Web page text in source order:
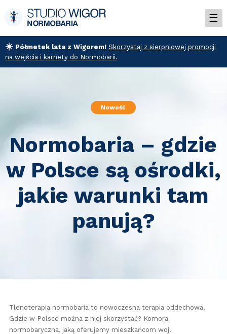
☀️ Półmetek lata z Wigorem! Skorzystaj z sierpniowej promocji
na wejścia i karnety do Normobarii.
Nowość
Normobaria – gdzie
w Polsce są ośrodki,
jakie warunki tam
panują?
Tlenoterapia normobaria to nowoczesna terapia oddechowa.
Gdzie w Polsce można z niej skorzystać? Komora
normobaryczna, jaką oferujemy mieszkańcom woj.